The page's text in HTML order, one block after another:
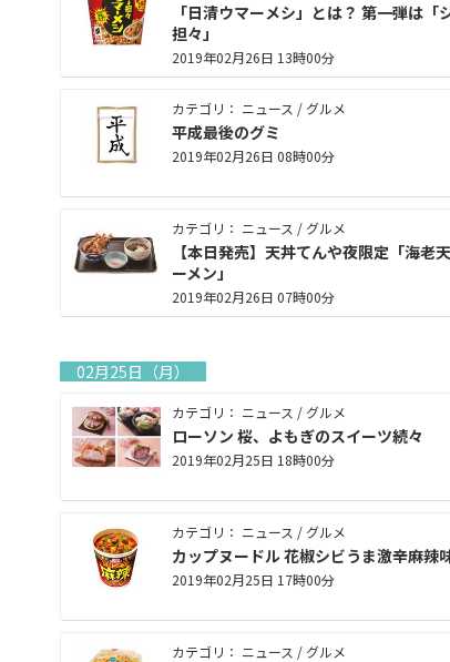
「日清ウマーメシ」とは？ 第一弾は「
担々」
2019年02月26日 13時00分
カテゴリ： ニュース / グルメ
平成最後のグミ
2019年02月26日 08時00分
カテゴリ： ニュース / グルメ
【本日発売】天丼てんや夜限定「海老
ーメン」
2019年02月26日 07時00分
02月25日（月）
カテゴリ： ニュース / グルメ
ローソン 桜、よもぎのスイーツ続々
2019年02月25日 18時00分
カテゴリ： ニュース / グルメ
カップヌードル 花椒シビうま激辛麻辣
2019年02月25日 17時00分
カテゴリ： ニュース / グルメ